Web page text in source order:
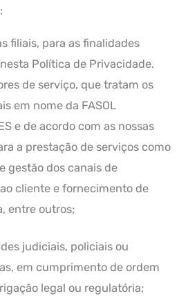
filiais, para as finalidades
Política de Privacidade.
de serviço, que tratam os
em nome da FASOL
e de acordo com as nossas
a prestação de serviços como
gestão dos canais de
cliente e fornecimento de
entre outros;
judiciais, policiais ou
em cumprimento de ordem
legal ou regulatória;